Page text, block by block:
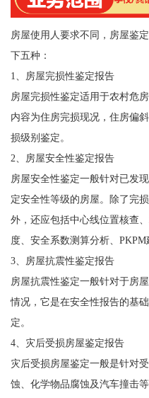
房屋使用人要求不同，房屋鉴
下五种：
1、房屋完损性鉴定报告
房屋完损性鉴定适用于农村危
内容为住房完损现况，住房偏
损级别鉴定。
2、房屋安全性鉴定报告
房屋安全性鉴定一般针对已发
定安全性等级的房屋。除了完
外，还应包括中心线位置核查
度、安全系数测算分析、PKPM
3、房屋抗震性鉴定报告
房屋抗震性鉴定一般针对于房
情况，它是在安全性报告的基
定。
4、灾后受损房屋鉴定报告
灾后受损房屋鉴定一般是针对
蚀、化学物品腐蚀及汽车撞击